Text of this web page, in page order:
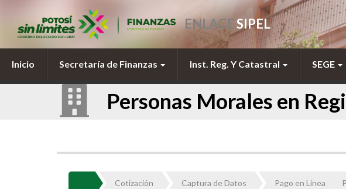
ENLACESIPEL
Inicio Secretaría de Finanzas Inst. Reg. Y Catastral SEGE
Personas Morales en
Cotización Captura de Datos Pago en Línea